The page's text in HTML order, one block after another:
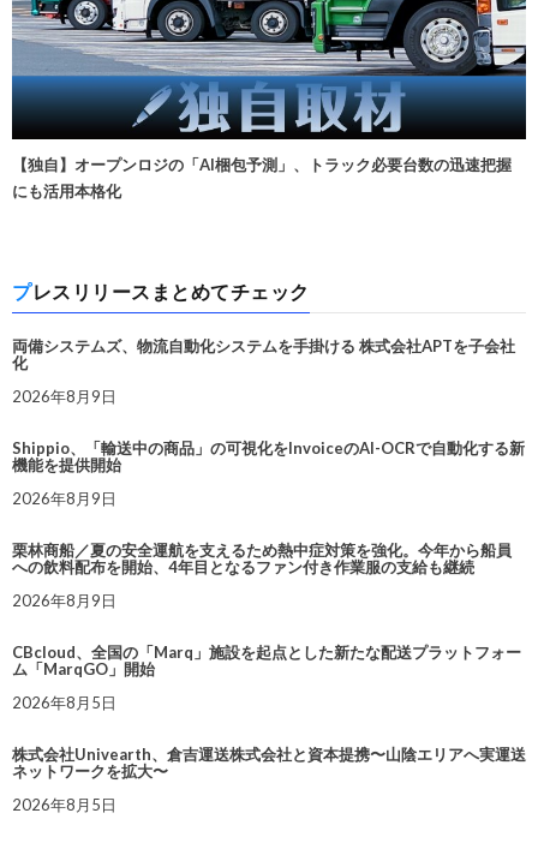
【独自】オープンロジの「AI梱包予測」、トラック必要台数の迅速把握
にも活用本格化
プレスリリースまとめてチェック
両備システムズ、物流自動化システムを手掛ける 株式会社APTを子会社
化
2026年8月9日
Shippio、「輸送中の商品」の可視化をInvoiceのAI-OCRで自動化する新
機能を提供開始
2026年8月9日
栗林商船／夏の安全運航を支えるため熱中症対策を強化。今年から船員
への飲料配布を開始、4年目となるファン付き作業服の支給も継続
2026年8月9日
CBcloud、全国の「Marq」施設を起点とした新たな配送プラットフォー
ム「MarqGO」開始
2026年8月5日
株式会社Univearth、倉吉運送株式会社と資本提携〜山陰エリアへ実運送
ネットワークを拡大〜
2026年8月5日